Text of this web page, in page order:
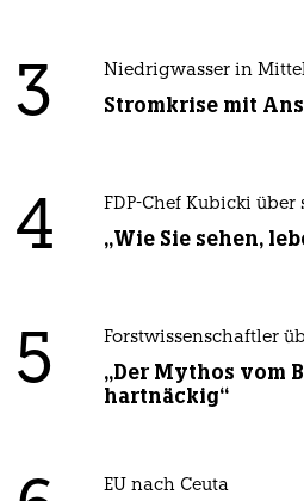
3 Niedrigwasser in
Stromkrise mit
4 FDP-Chef Kubicki über
„Wie Sie sehen,
5 Forstwissenschaftler
„Der Mythos vom
hartnäckig“
EU nach Ceuta